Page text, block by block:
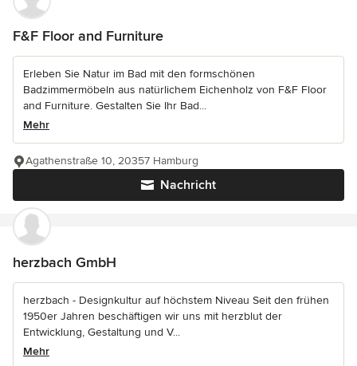
F&F Floor and Furniture
Erleben Sie Natur im Bad mit den formschönen
Badzimmermöbeln aus natürlichem Eichenholz von F&F Floor
and Furniture. Gestalten Sie Ihr Bad...
Mehr
Nachricht
Agathenstraße 10, 20357 Hamburg
herzbach GmbH
herzbach - Designkultur auf höchstem Niveau Seit den frühen
1950er Jahren beschäftigen wir uns mit herzblut der
Entwicklung, Gestaltung und V...
Mehr